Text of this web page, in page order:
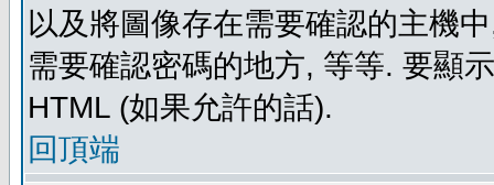
以及將圖像存在需要確認的主機
需要確認密碼的地方, 等等. 要顯
HTML (如果允許的話).
回頂端